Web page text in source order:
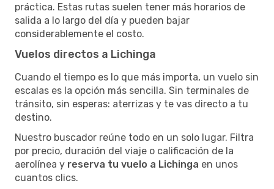
práctica. Estas rutas suelen tener más horarios de
salida a lo largo del día y pueden bajar
considerablemente el costo.
Vuelos directos a Lichinga
Cuando el tiempo es lo que más importa, un vuelo sin
escalas es la opción más sencilla. Sin terminales de
tránsito, sin esperas: aterrizas y te vas directo a tu
destino.
Nuestro buscador reúne todo en un solo lugar. Filtra
por precio, duración del viaje o calificación de la
aerolínea y reserva tu vuelo a Lichinga en unos
cuantos clics.